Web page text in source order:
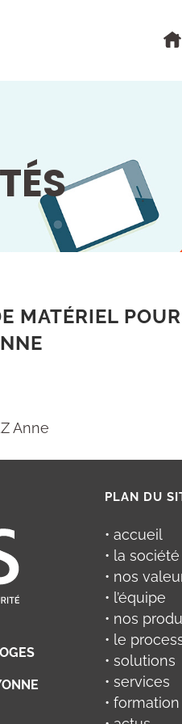
MATÉRIEL
Anne
PLAN DU
• accueil
• la société
• nos
• l’équipe
• nos
• le
• solutions
• services
• formation